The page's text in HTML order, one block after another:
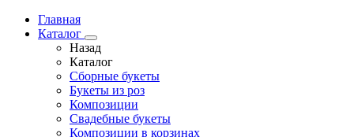
Главная
Каталог
Назад
Каталог
Сборные букеты
Букеты из роз
Композиции
Свадебные букеты
Композиции в корзинах